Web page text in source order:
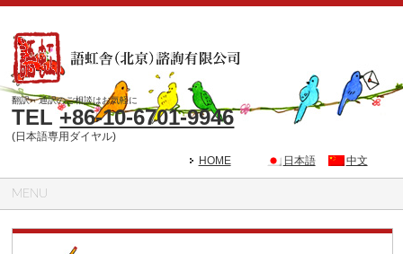
翻訳・通訳のご相談はお気軽に
TEL+86-10-6701-9946
(日本語専用ダイヤル)
日本語
中文
HOME
MENU